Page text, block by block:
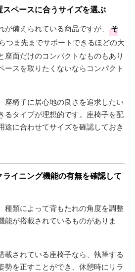
ペースに合うサイズを選ぶ
備えられている商品ですが、
そ
つま先までサポートできるほどの大
座面だけのコンパクトなものもあり
ースを取りたくないならコンパクト
座椅子に居心地の良さを追求したい
るタイプが理想的です。座椅子を配
途に合わせてサイズを確認しておき
イニング機能の有無を確認して
種類によって背もたれの角度を調整
能が搭載されているものがありま
載されている座椅子なら、執筆する
勢を正すことができ、休憩時にリラ